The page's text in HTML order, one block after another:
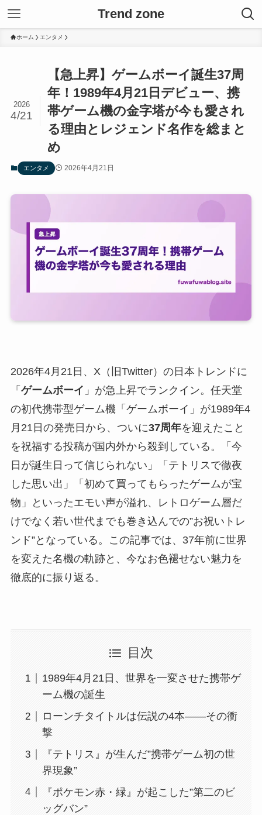
Trend zone
ホーム エンタメ
【急上昇】ゲームボーイ誕生37周
年！1989年4月21日デビュー、携
帯ゲーム機の金字塔が今も愛され
る理由とレジェンド名作を総まと
め
2026
4/21
エンタメ 2026年4月21日
2026年4月21日、X（旧Twitter）の日本トレンドに
「 ゲームボーイ 」が急上昇でランクイン。任天堂
の初代携帯型ゲーム機「ゲームボーイ」が1989年4
月21日の発売日から、ついに37周年を迎えたこと
を祝福する投稿が国内外から殺到している。「今
日が誕生日って信じられない」「テトリスで徹夜
した思い出」「初めて買ってもらったゲームが宝
物」といったエモい声が溢れ、レトロゲーム層だ
けでなく若い世代までも巻き込んでの”お祝いトレ
ンド”となっている。この記事では、37年前に世界
を変えた名機の軌跡と、今なお色褪せない魅力を
徹底的に振り返る。
目次
1989年4月21日、世界を一変させた携帯ゲ
ーム機の誕生
ローンチタイトルは伝説の4本——その衝
撃
『テトリス』が生んだ”携帯ゲーム初の世
界現象”
『ポケモン赤・緑』が起こした”第二のビ
ッグバン”